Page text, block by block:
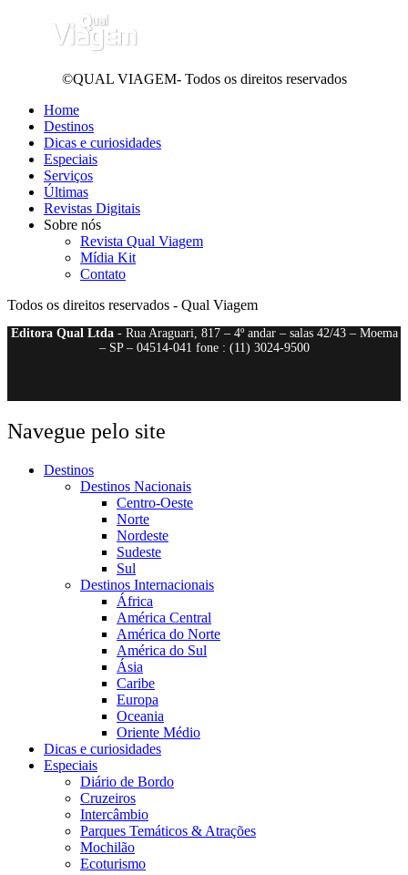
©QUAL VIAGEM- Todos os direitos reservados
Home
Destinos
Dicas e curiosidades
Especiais
Serviços
Últimas
Revistas Digitais
Sobre nós
Revista Qual Viagem
Mídia Kit
Contato
Todos os direitos reservados - Qual Viagem
Editora Qual Ltda- Rua Araguari, 817 – 4º andar – salas 42/43 – Moema
– SP – 04514-041 fone : (11) 3024-9500
Navegue pelo site
Destinos
Destinos Nacionais
Centro-Oeste
Norte
Nordeste
Sudeste
Sul
Destinos Internacionais
África
América Central
América do Norte
América do Sul
Ásia
Caribe
Europa
Oceania
Oriente Médio
Dicas e curiosidades
Especiais
Diário de Bordo
Cruzeiros
Intercâmbio
Parques Temáticos & Atrações
Mochilão
Ecoturismo